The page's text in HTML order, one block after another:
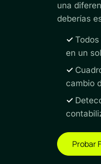
una
deberías
✓
en un
✓
cambio
✓
Probar